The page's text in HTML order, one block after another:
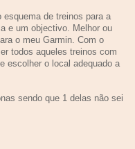
esquema de treinos para a
e um objectivo. Melhor ou
o meu Garmin. Com o
todos aqueles treinos com
escolher o local adequado a
sendo que 1 delas não sei